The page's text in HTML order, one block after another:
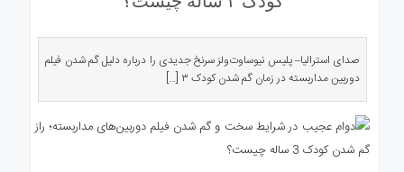
درباره
ارتباط
صدای استرالیا– پلیس نیوساوت‌ولز سرنخ جدیدی را درباره دلیل گم شدن فیلم
دوربین مداربسته در زمان گم شدن کودک ۳ […]